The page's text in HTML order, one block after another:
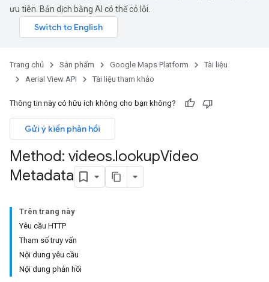
ưu tiên. Bản dịch bằng AI có thể có lỗi.
Trang chủ Sản phẩm Google Maps Platform
Tài liệu
Aerial View API
Tài liệu tham khảo
Thông tin này có hữu ích không cho bạn không?
Gửi ý kiến phản hồi
Method: videos.lookupVideo
Metadata
Trên trang này
Yêu cầu HTTP
Tham số truy vấn
Nội dung yêu cầu
Nội dung phản hồi